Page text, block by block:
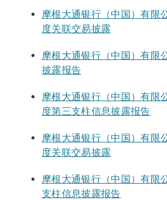
摩根大通银行（中国）有限
度关联交易披露
摩根大通银行（中国）有限
披露报告
摩根大通银行（中国）有限
度第三支柱信息披露报告
摩根大通银行（中国）有限
度关联交易披露
摩根大通银行（中国）有限
支柱信息披露报告